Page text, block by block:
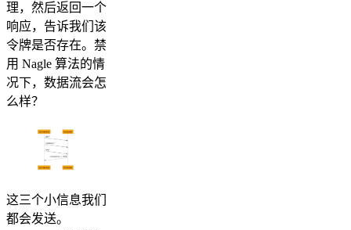
理，然后返回一个
响应，告诉我们该
令牌是否存在。禁
用 Nagle 算法的情
况下，数据流会怎
么样？
这三个小信息我们
都会发送。